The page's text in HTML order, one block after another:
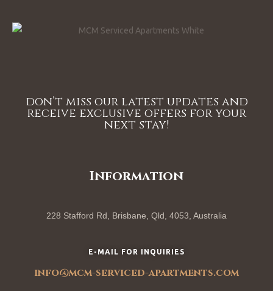
don’t miss our latest updates and
receive exclusive offers for your
next stay!
Information
228 Stafford Rd, Brisbane, Qld, 4053, Australia
E-MAIL FOR INQUIRIES
info@mcm-serviced-apartments.com